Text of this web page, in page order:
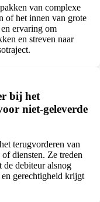
van complexe
of het innen van grote
ervaring om
en streven naar
bij het
niet-geleverde
terugvorderen van
diensten. Ze treden
de debiteur alsnog
gerechtigheid krijgt